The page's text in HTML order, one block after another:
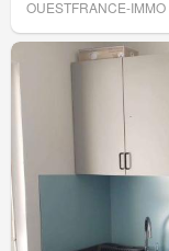
OUESTFRANCE-